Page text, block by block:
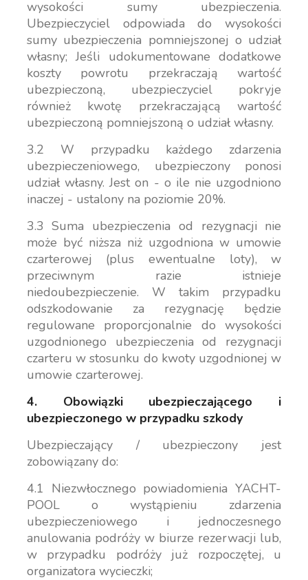
wysokości sumy ubezpieczenia.
Ubezpieczyciel odpowiada do wysokości
sumy ubezpieczenia pomniejszonej o udział
własny; Jeśli udokumentowane dodatkowe
koszty powrotu przekraczają wartość
ubezpieczoną, ubezpieczyciel pokryje
również kwotę przekraczającą wartość
ubezpieczoną pomniejszoną o udział własny.
3.2 W przypadku każdego zdarzenia
ubezpieczeniowego, ubezpieczony ponosi
udział własny. Jest on - o ile nie uzgodniono
inaczej - ustalony na poziomie 20%.
3.3 Suma ubezpieczenia od rezygnacji nie
może być niższa niż uzgodniona w umowie
czarterowej (plus ewentualne loty), w
przeciwnym razie istnieje
niedoubezpieczenie. W takim przypadku
odszkodowanie za rezygnację będzie
regulowane proporcjonalnie do wysokości
uzgodnionego ubezpieczenia od rezygnacji
czarteru w stosunku do kwoty uzgodnionej w
umowie czarterowej.
4. Obowiązki ubezpieczającego i
ubezpieczonego w przypadku szkody
Ubezpieczający / ubezpieczony jest
zobowiązany do:
4.1 Niezwłocznego powiadomienia YACHT-
POOL o wystąpieniu zdarzenia
ubezpieczeniowego i jednoczesnego
anulowania podróży w biurze rezerwacji lub,
w przypadku podróży już rozpoczętej, u
organizatora wycieczki;